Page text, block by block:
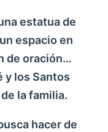
estatua de
espacio en
de oración…
y los Santos
la familia.
hacer de